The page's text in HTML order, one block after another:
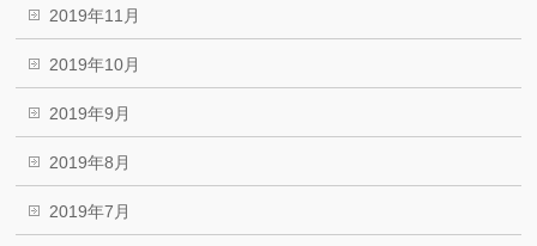
2019年11月
2019年10月
2019年9月
2019年8月
2019年7月